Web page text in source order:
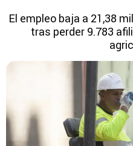
El empleo baja a 21,38
tras perder 9.783